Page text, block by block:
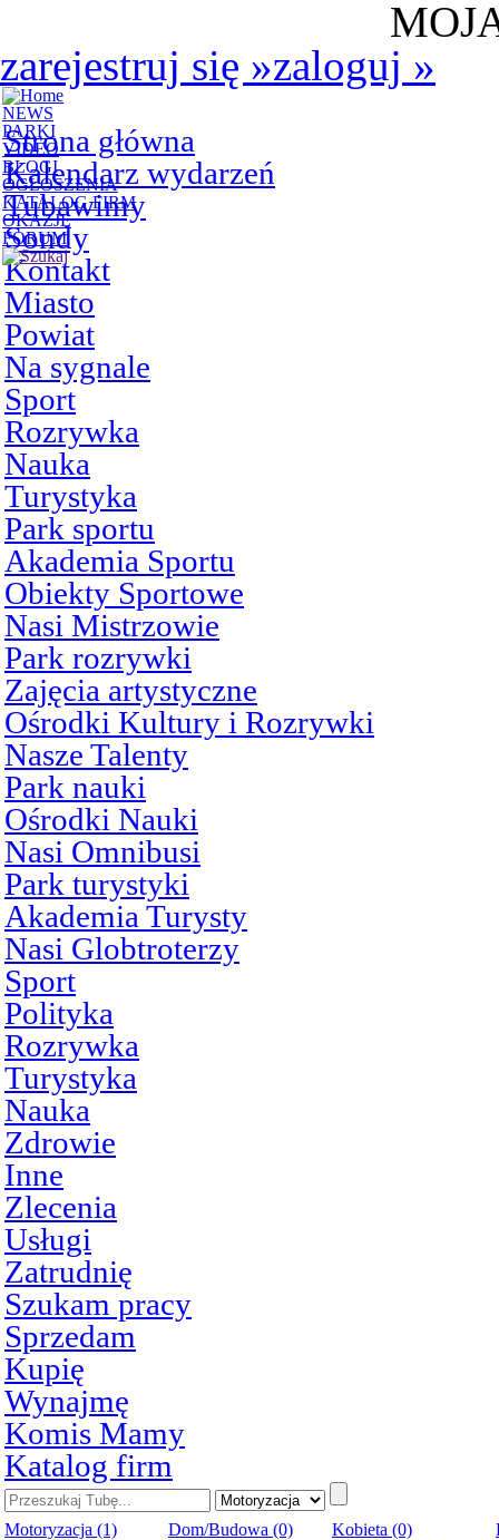
zarejestruj się »zaloguj »
NEWS
PARKI
VIDEO
BLOGI
OGŁOSZENIA
KATALOG FIRM
OKAZJE
FORUM
Strona główna
Kalendarz wydarzeń
Tubawimy
Sondy
Kontakt
Miasto
Powiat
Na sygnale
Sport
Rozrywka
Nauka
Turystyka
Park sportu
Akademia Sportu
Obiekty Sportowe
Nasi Mistrzowie
Park rozrywki
Zajęcia artystyczne
Ośrodki Kultury i Rozrywki
Nasze Talenty
Park nauki
Ośrodki Nauki
Nasi Omnibusi
Park turystyki
Akademia Turysty
Nasi Globtroterzy
Sport
Polityka
Rozrywka
Turystyka
Nauka
Zdrowie
Inne
Zlecenia
Usługi
Zatrudnię
Szukam pracy
Sprzedam
Kupię
Wynajmę
Komis Mamy
Katalog firm
Motoryzacja (1) Dom/Budowa (0) Kobieta (0)